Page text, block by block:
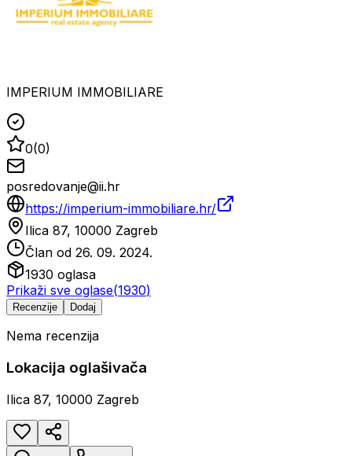
IMPERIUM IMMOBILIARE
0(0)
posredovanje@ii.hr
https://imperium-immobiliare.hr/
Ilica 87, 10000 Zagreb
Član od 26. 09. 2024.
1930 oglasa
Prikaži sve oglase(1930)
Recenzije Dodaj
Nema recenzija
Lokacija oglašivača
Ilica 87, 10000 Zagreb